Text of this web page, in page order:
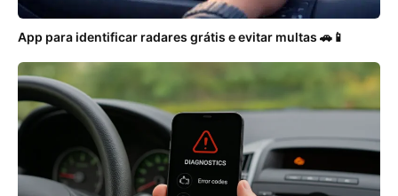
App para identificar radares grátis e evitar multas 🚗📱